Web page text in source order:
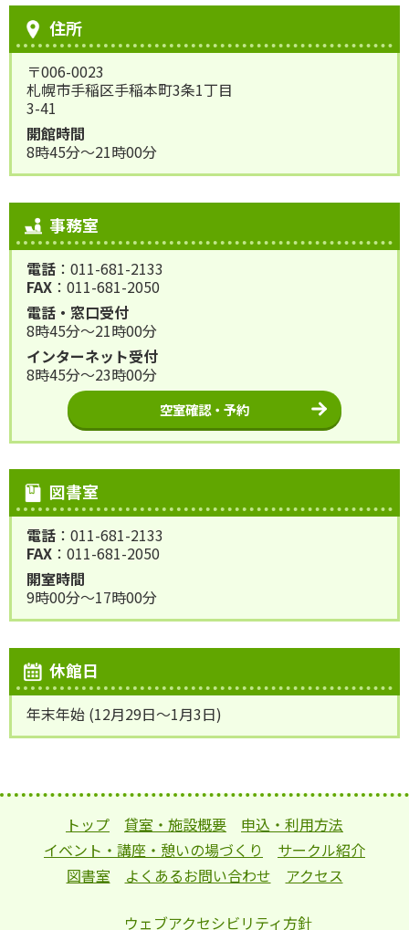
住所
〒006-0023
札幌市手稲区手稲本町3条1丁目
3-41
開館時間
8時45分～21時00分
事務室
電話 ：011-681-2133
FAX ：011-681-2050
電話・窓口受付
8時45分～21時00分
インターネット受付
8時45分～23時00分
空室確認・予約
図書室
電話 ：011-681-2133
FAX ：011-681-2050
開室時間
9時00分～17時00分
休館日
年末年始 (12月29日～1月3日)
トップ 貸室・施設概要
申込・利用方法
イベント・講座・憩いの場づくり
サークル紹介
図書室
よくあるお問い合わせ アクセス
ウェブアクセシビリティ方針